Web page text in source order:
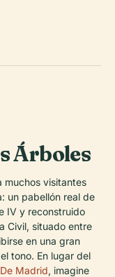
Árboles
muchos visitantes
un pabellón real de
IV y reconstruido
Civil, situado entre
en una gran
tono. En lugar del
Madrid, imagine